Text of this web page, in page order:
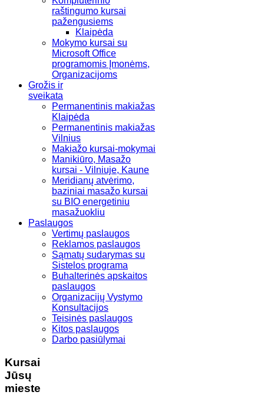
raštingumo kursai
pažengusiems
Klaipėda
Mokymo kursai su
Microsoft Office
programomis Įmonėms,
Organizacijoms
Grožis ir
sveikata
Permanentinis makiažas
Klaipėda
Permanentinis makiažas
Vilnius
Makiažo kursai-mokymai
Manikiūro, Masažo
kursai - Vilniuje, Kaune
Meridianų atvėrimo,
baziniai masažo kursai
su BIO energetiniu
masažuokliu
Paslaugos
Vertimų paslaugos
Reklamos paslaugos
Sąmatų sudarymas su
Sistelos programa
Buhalterinės apskaitos
paslaugos
Organizacijų Vystymo
Konsultacijos
Teisinės paslaugos
Kitos paslaugos
Darbo pasiūlymai
Kursai
Jūsų
mieste